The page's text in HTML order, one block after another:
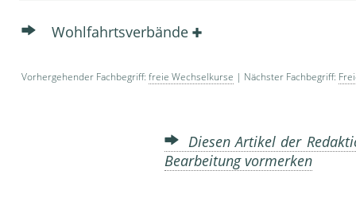
Wohlfahrtsverbände
Vorhergehender Fachbegriff: freie Wechselkurse | Nächster Fachbegriff:
Diesen Artikel der
Bearbeitung vormerken